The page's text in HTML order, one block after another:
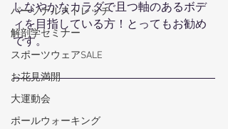
パーソナルストレッチ
解剖学セミナー
スポーツウェアSALE
お花見満開
大運動会
ポールウォーキング
しなやかなカラダで且つ軸のあるボデ
ィを目指している方！とってもお勧め
です。